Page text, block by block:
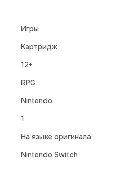
Игры
Картридж
12+
RPG
Nintendo
1
На языке оригинала
Nintendo Switch